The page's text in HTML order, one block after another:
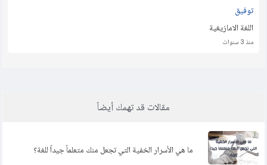
توفيق
اللغة الامازيغية
منذ 3 سنوات
مقالات قد تهمك أيضاً
ما هي الأسرار الخفية التي تجعل منك متعلماً جيداً للغة؟